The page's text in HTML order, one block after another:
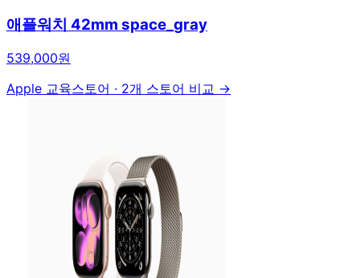
애플워치 42mm space_gray
539,000원
Apple 교육스토어 · 2개 스토어 비교 →